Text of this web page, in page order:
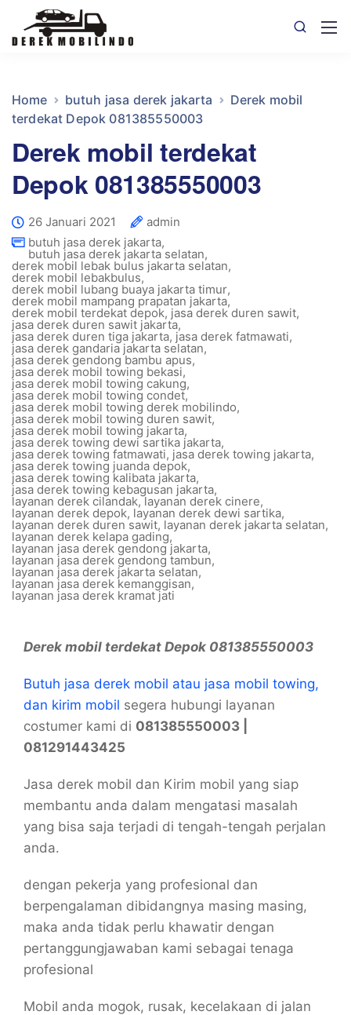
Home butuh jasa derek jakarta
Derek mobil
terdekat Depok 081385550003
Derek mobil terdekat
Depok 081385550003
26 Januari 2021
admin
butuh jasa derek jakarta,
butuh jasa derek jakarta selatan,
derek mobil lebak bulus jakarta selatan,
derek mobil lebakbulus,
derek mobil lubang buaya jakarta timur,
derek mobil mampang prapatan jakarta,
derek mobil terdekat depok, jasa derek duren sawit,
jasa derek duren sawit jakarta,
jasa derek duren tiga jakarta, jasa derek fatmawati,
jasa derek gandaria jakarta selatan,
jasa derek gendong bambu apus,
jasa derek mobil towing bekasi,
jasa derek mobil towing cakung,
jasa derek mobil towing condet,
jasa derek mobil towing derek mobilindo,
jasa derek mobil towing duren sawit,
jasa derek mobil towing jakarta,
jasa derek towing dewi sartika jakarta,
jasa derek towing fatmawati, jasa derek towing jakarta,
jasa derek towing juanda depok,
jasa derek towing kalibata jakarta,
jasa derek towing kebagusan jakarta,
layanan derek cilandak,layanan derek cinere,
layanan derek depok, layanan derek dewi sartika,
layanan derek duren sawit, layanan derek jakarta selatan,
layanan derek kelapa gading,
layanan jasa derek gendong jakarta,
layanan jasa derek gendong tambun,
layanan jasa derek jakarta selatan,
layanan jasa derek kemanggisan,
layanan jasa derek kramat jati
Derek mobil terdekat Depok 081385550003
Butuh jasa derek mobil atau jasa mobil towing,
dan kirim mobil segera hubungi layanan
costumer kami di 081385550003 |
081291443425
Jasa derek mobil dan Kirim mobil yang siap
membantu anda dalam mengatasi masalah
yang bisa saja terjadi di tengah-tengah perjalan
anda.
dengan pekerja yang profesional dan
berpengalaman dibidangnya masing masing,
maka anda tidak perlu khawatir dengan
pertanggungjawaban kami sebagai tenaga
profesional
Mobil anda mogok, rusak, kecelakaan di jalan